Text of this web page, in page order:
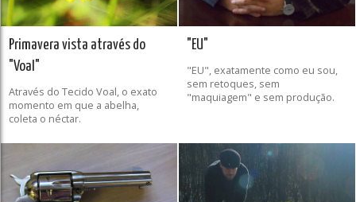
Primavera vista através do
"Voal"
Através do Tecido Voal, o exato
momento em que a abelha,
coleta o néctar.
"EU"
"EU", exatamente como eu sou,
sem retoques, sem
"maquiagem" e sem produção.